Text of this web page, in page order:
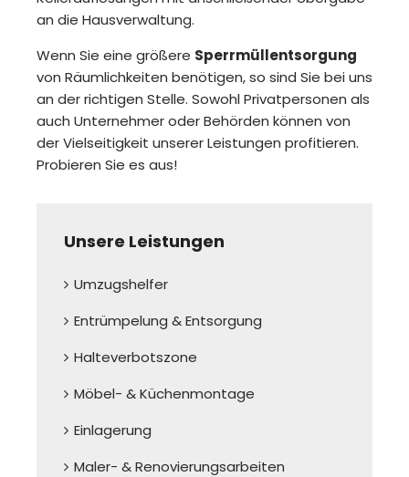
an die Hausverwaltung.
Wenn Sie eine größere Sperrmüllentsorgung
von Räumlichkeiten benötigen, so sind Sie bei uns
an der richtigen Stelle. Sowohl Privatpersonen als
auch Unternehmer oder Behörden können von
der Vielseitigkeit unserer Leistungen profitieren.
Probieren Sie es aus!
Unsere Leistungen
Umzugshelfer
Entrümpelung & Entsorgung
Halteverbotszone
Möbel- & Küchenmontage
Einlagerung
Maler- & Renovierungsarbeiten